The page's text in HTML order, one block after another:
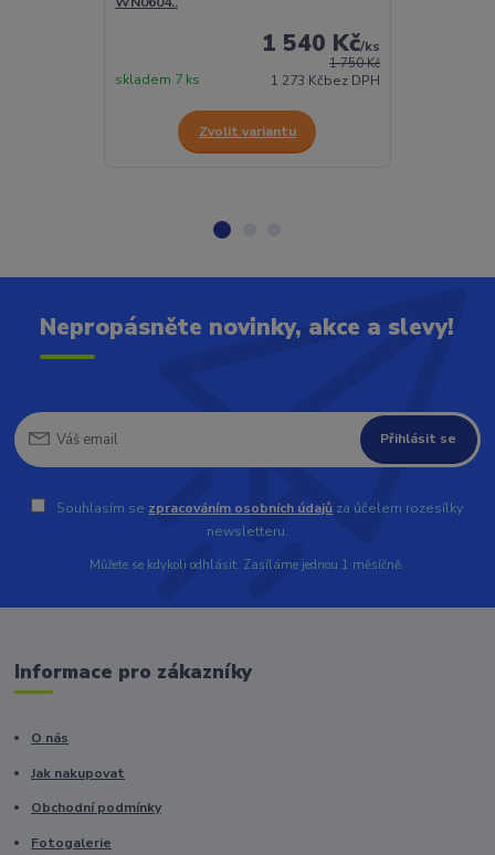
1 750 Kč
1 540 Kč/ks
1 273 Kčbez DPH
skladem 7 ks
Zvolit variantu
Nepropásněte novinky, akce a slevy!
Přihlásit se
Souhlasím se zpracováním osobních údajů za účelem rozesílky
newsletteru.
Můžete se kdykoli odhlásit. Zasíláme jednou 1 měsíčně.
Informace pro zákazníky
O nás
Jak nakupovat
Obchodní podmínky
Fotogalerie